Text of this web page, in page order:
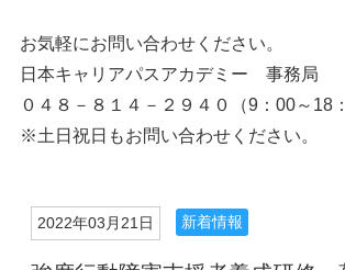
お気軽にお問い合わせください。
日本キャリアパスアカデミー 事務局
０４８－８１４－２９４０（9：00～18
※土日祝日もお問い合わせください。
2022年03月21日 新着情報